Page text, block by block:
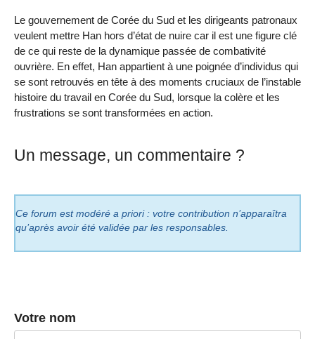
Le gouvernement de Corée du Sud et les dirigeants patronaux
veulent mettre Han hors d’état de nuire car il est une figure clé
de ce qui reste de la dynamique passée de combativité
ouvrière. En effet, Han appartient à une poignée d’individus qui
se sont retrouvés en tête à des moments cruciaux de l’instable
histoire du travail en Corée du Sud, lorsque la colère et les
frustrations se sont transformées en action.
Un message, un commentaire ?
Ce forum est modéré a priori : votre contribution n’apparaîtra
qu’après avoir été validée par les responsables.
Votre nom